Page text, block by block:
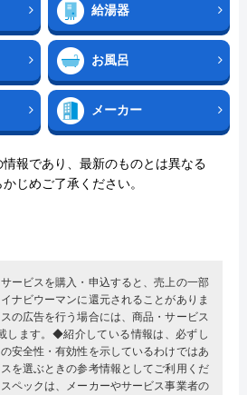
給湯器
お風呂
メーカー
報であり、最新のものとは異なる
じめご了承ください。
ービスを購入・申込すると、売上の一部
ナビウーマンに還元されることがありま
の広告を行う場合には、商品・サービス
します。◆紹介している情報は、必ずし
安全性・有効性を示しているわけではあ
を選ぶときの参考情報としてご利用くだ
ペックは、メーカーやサービス事業者の